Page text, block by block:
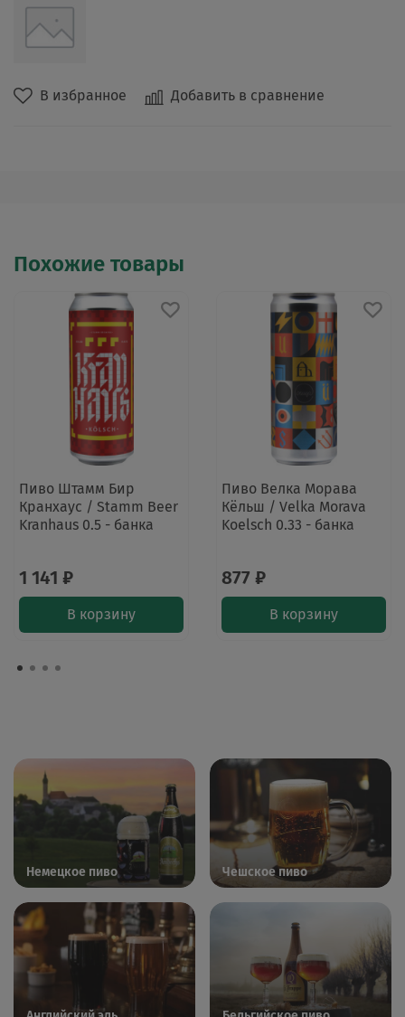
В избранное Добавить в сравнение
Похожие товары
Пиво Штамм Бир
Кранхаус / Stamm Beer
Kranhaus 0.5 - банка
1 141 ₽
В корзину
Пиво Велка Морава
Кёльш / Velka Morava
Koelsch 0.33 - банка
877 ₽
В корзину
Немецкое пиво Чешское пиво